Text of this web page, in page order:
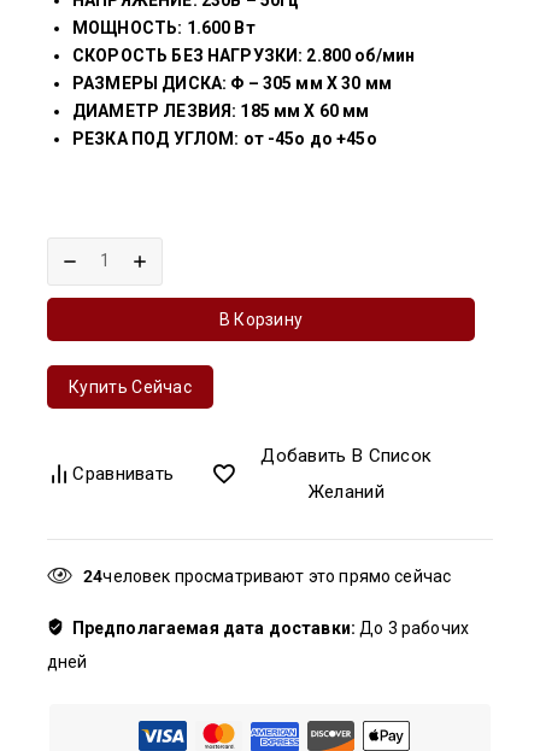
МОЩНОСТЬ: 1.600 Вт
СКОРОСТЬ БЕЗ НАГРУЗКИ: 2.800 об/мин
РАЗМЕРЫ ДИСКА: Φ – 305 мм X 30 мм
ДИАМЕТР ЛЕЗВИЯ: 185 мм X 60 мм
РЕЗКА ПОД УГЛОМ: от -45o до +45o
В Корзину
Купить Сейчас
Сравнивать
Добавить В Список
Желаний
27
Предполагаемая дата доставки: До 3 рабочих
дней